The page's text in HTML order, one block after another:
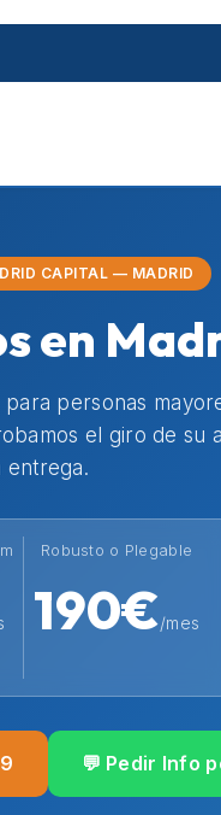
CAPITAL — MADRID
en
personas
el giro de su
entrega.
Robusto o Plegable
190€/mes
💬 Pedir Info